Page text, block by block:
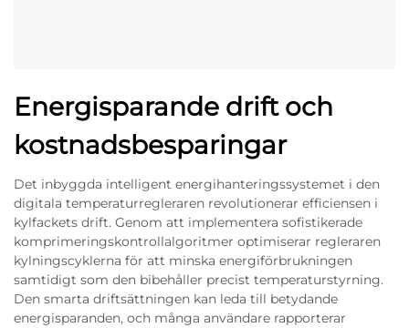
Energisparande drift och
kostnadsbesparingar
Det inbyggda intelligent energihanteringssystemet i den
digitala temperaturregleraren revolutionerar efficiensen i
kylfackets drift. Genom att implementera sofistikerade
komprimeringskontrollalgoritmer optimiserar regleraren
kylningscyklerna för att minska energiförbrukningen
samtidigt som den bibehåller precist temperaturstyrning.
Den smarta driftsättningen kan leda till betydande
energisparanden, och många användare rapporterar